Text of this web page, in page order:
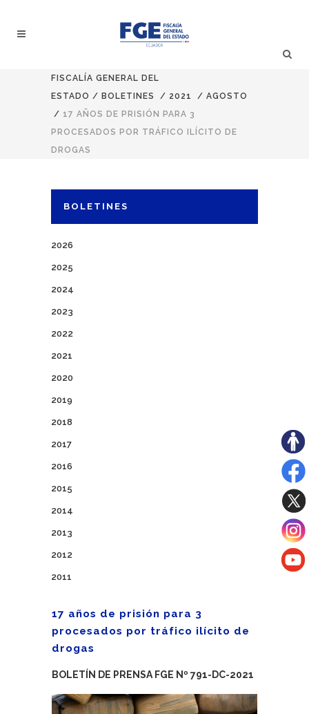
FISCALÍA GENERAL DEL
ESTADO / BOLETINES / 2021 / AGOSTO
/ 17 AÑOS DE PRISIÓN PARA 3
PROCESADOS POR TRÁFICO ILÍCITO DE
DROGAS
BOLETINES
2026
2025
2024
2023
2022
2021
2020
2019
2018
2017
2016
2015
2014
2013
2012
2011
17 años de prisión para 3
procesados por tráfico ilícito de
drogas
BOLETÍN DE PRENSA FGE Nº 791-DC-2021